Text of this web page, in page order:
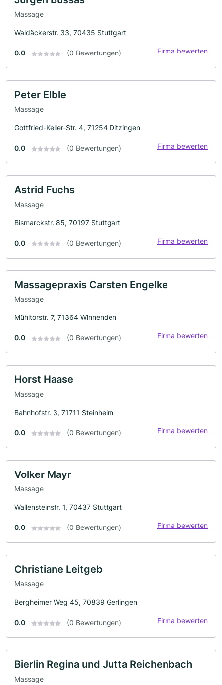
Massage
Waldäckerstr. 33, 70435 Stuttgart
0.0 (0 Bewertungen) Firma bewerten
Peter Elble
Massage
Gottfried-Keller-Str. 4, 71254 Ditzingen
0.0 (0 Bewertungen) Firma bewerten
Astrid Fuchs
Massage
Bismarckstr. 85, 70197 Stuttgart
0.0 (0 Bewertungen) Firma bewerten
Massagepraxis Carsten Engelke
Massage
Mühltorstr. 7, 71364 Winnenden
0.0 (0 Bewertungen) Firma bewerten
Horst Haase
Massage
Bahnhofstr. 3, 71711 Steinheim
0.0 (0 Bewertungen) Firma bewerten
Volker Mayr
Massage
Wallensteinstr. 1, 70437 Stuttgart
0.0 (0 Bewertungen) Firma bewerten
Christiane Leitgeb
Massage
Bergheimer Weg 45, 70839 Gerlingen
0.0 (0 Bewertungen) Firma bewerten
Bierlin Regina und Jutta Reichenbach
Massage